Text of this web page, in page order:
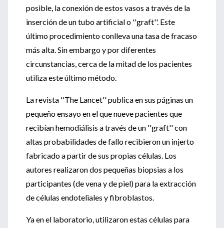
posible, la conexión de estos vasos a través de la
inserción de un tubo artificial o ''graft''. Este
último procedimiento conlleva una tasa de fracaso
más alta. Sin embargo y por diferentes
circunstancias, cerca de la mitad de los pacientes
utiliza este último método.
La revista ''The Lancet'' publica en sus páginas un
pequeño ensayo en el que nueve pacientes que
recibían hemodiálisis a través de un ''graft'' con
altas probabilidades de fallo recibieron un injerto
fabricado a partir de sus propias células. Los
autores realizaron dos pequeñas biopsias a los
participantes (de vena y de piel) para la extracción
de células endoteliales y fibroblastos.
Ya en el laboratorio, utilizaron estas células para